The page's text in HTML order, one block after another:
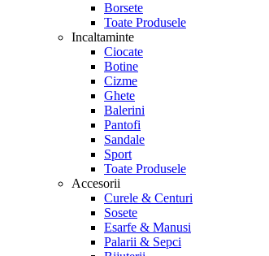
Borsete
Toate Produsele
Incaltaminte
Ciocate
Botine
Cizme
Ghete
Balerini
Pantofi
Sandale
Sport
Toate Produsele
Accesorii
Curele & Centuri
Sosete
Esarfe & Manusi
Palarii & Sepci